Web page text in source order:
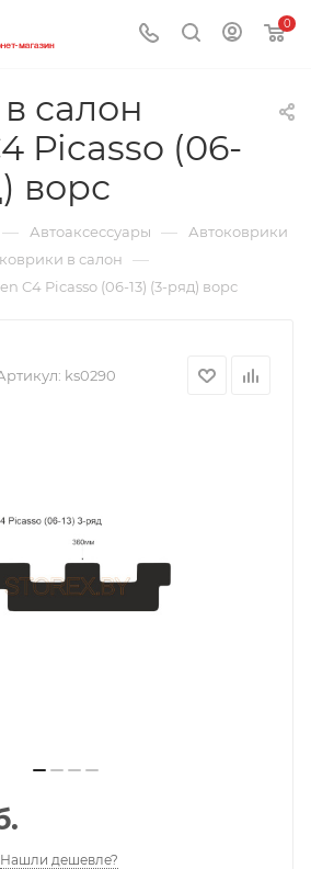
0
салон
Picasso (06-
ворс
— Автоаксессуары — Автоковрики
в салон —
C4 Picasso (06-13) (3-ряд) ворс
ks0290
Нашли дешевле?